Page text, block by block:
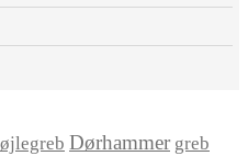
Dørhammer greb